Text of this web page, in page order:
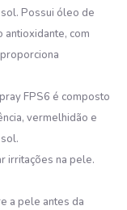
Possui óleo de
com
FPS6 é composto
vermelhidão e
irritações na pele.
a pele antes da